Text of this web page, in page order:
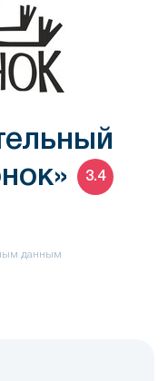
3.4
данным